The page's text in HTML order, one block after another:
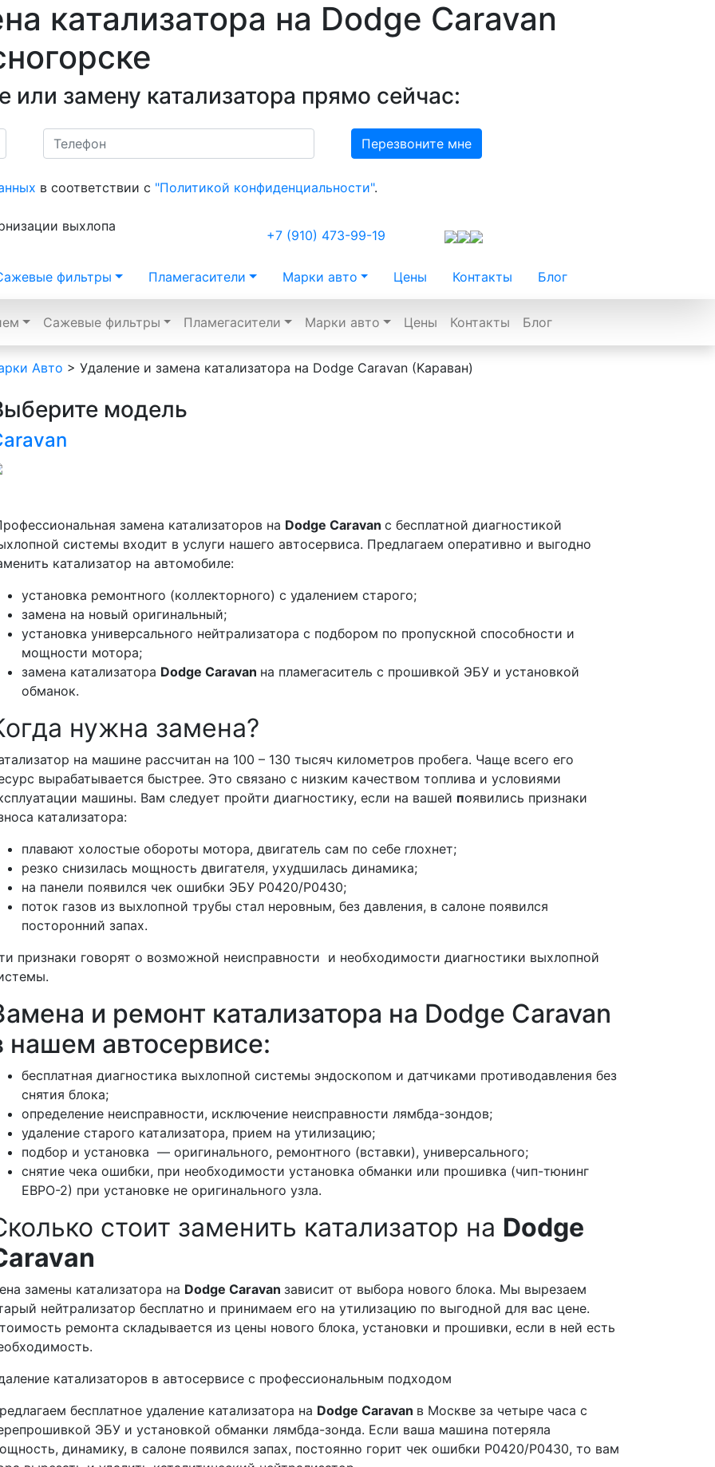
катализатора на Dodge Caravan
или замену катализатора прямо сейчас:
в соответствии с "Политикой конфиденциальности".
выхлопа
+7 (910) 473-99-19
фильтры Пламегасители Марки авто Цены Контакты Блог
Сажевые фильтры Пламегасители Марки авто Цены Контакты Блог
Авто > Удаление и замена катализатора на Dodge Caravan (Kараван)
модель
замена катализаторов на Dodge Caravan с бесплатной диагностикой
системы входит в услуги нашего автосервиса. Предлагаем оперативно и выгодно
катализатор на автомобиле:
установка ремонтного (коллекторного) с удалением старого;
замена на новый оригинальный;
установка универсального нейтрализатора с подбором по пропускной способности и
мощности мотора;
замена катализатора Dodge Caravan на пламегаситель с прошивкой ЭБУ и установкой
обманок.
нужна замена?
на машине рассчитан на 100 – 130 тысяч километров пробега. Чаще всего его
вырабатывается быстрее. Это связано с низким качеством топлива и условиями
машины. Вам следует пройти диагностику, если на вашей появились признаки
катализатора:
плавают холостые обороты мотора, двигатель сам по себе глохнет;
резко снизилась мощность двигателя, ухудшилась динамика;
на панели появился чек ошибки ЭБУ Р0420/Р0430;
поток газов из выхлопной трубы стал неровным, без давления, в салоне появился
посторонний запах.
признаки говорят о возможной неисправности и необходимости диагностики выхлопной
и ремонт катализатора на Dodge Caravan
нашем автосервисе:
бесплатная диагностика выхлопной системы эндоскопом и датчиками противодавления без
снятия блока;
определение неисправности, исключение неисправности лямбда-зондов;
удаление старого катализатора, прием на утилизацию;
подбор и установка — оригинального, ремонтного (вставки), универсального;
снятие чека ошибки, при необходимости установка обманки или прошивка (чип-тюнинг
ЕВРО-2) при установке не оригинального узла.
стоит заменить катализатор на Dodge
замены катализатора на Dodge Caravan зависит от выбора нового блока. Мы вырезаем
нейтрализатор бесплатно и принимаем его на утилизацию по выгодной для вас цене.
ремонта складывается из цены нового блока, установки и прошивки, если в ней есть
катализаторов в автосервисе с профессиональным подходом
бесплатное удаление катализатора на Dodge Caravan в Москве за четыре часа с
ЭБУ и установкой обманки лямбда-зонда. Если ваша машина потеряла
динамику, в салоне появился запах, постоянно горит чек ошибки Р0420/Р0430, то вам